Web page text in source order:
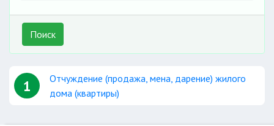
Поиск
1
Отчуждение (продажа, мена, дарение) жилого
дома (квартиры)